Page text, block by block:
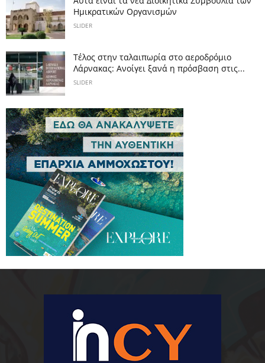
Ημικρατικών Οργανισμών
SLIDER
Tέλος στην ταλαιπωρία στο αεροδρόμιο
Λάρνακας: Ανοίγει ξανά η πρόσβαση στις...
SLIDER